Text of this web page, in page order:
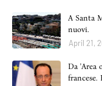
A Santa
nuovi.
April 21,
Da 'Area
francese.